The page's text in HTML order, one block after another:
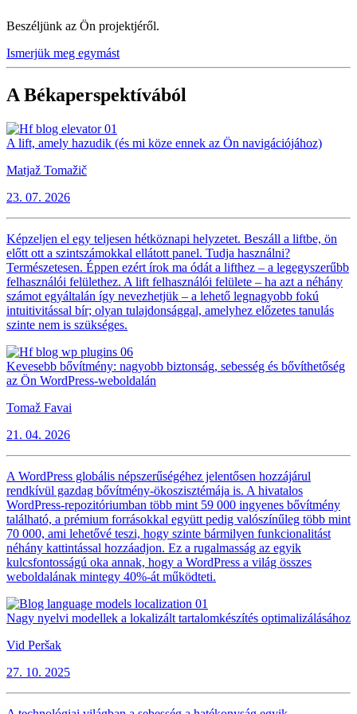
Beszéljünk az Ön projektjéről.
Ismerjük meg egymást
A Békaperspektívából
A lift, amely hazudik (és mi köze ennek az Ön navigációjához)
Matjaž Tomažič
23. 07. 2026
Képzeljen el egy teljesen hétköznapi helyzetet. Beszáll a liftbe, ön
előtt ott a szintszámokkal ellátott panel. Tudja használni?
Természetesen. Éppen ezért írok ma ódát a lifthez – a legegyszerűbb
felhasználói felülethez. A lift felhasználói felülete – ha azt a néhány
számot egyáltalán így nevezhetjük – a lehető legnagyobb fokú
intuitivitással bír; olyan tulajdonsággal, amelyhez előzetes tanulás
szinte nem is szükséges.
Kevesebb bővítmény: nagyobb biztonság, sebesség és bővíthetőség
az Ön WordPress-weboldalán
Tomaž Favai
21. 04. 2026
A WordPress globális népszerűségéhez jelentősen hozzájárul
rendkívül gazdag bővítmény-ökoszisztémája is. A hivatalos
WordPress-repozitóriumban több mint 59 000 ingyenes bővítmény
található, a prémium forrásokkal együtt pedig valószínűleg több mint
70 000, ami lehetővé teszi, hogy szinte bármilyen funkcionalitást
néhány kattintással hozzáadjon. Ez a rugalmasság az egyik
kulcsfontosságú oka annak, hogy a WordPress a világ összes
weboldalának mintegy 40%-át működteti.
Nagy nyelvi modellek a lokalizált tartalomkészítés optimalizálásához
Vid Peršak
27. 10. 2025